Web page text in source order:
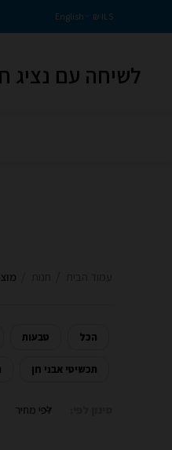
ILS ₪
English
לשיחה עם נציג
הכל טבעות
תכשיטי אבני חן
לפי מחיר